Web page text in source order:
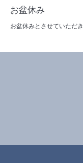
お盆休み
お盆休みとさせていただき